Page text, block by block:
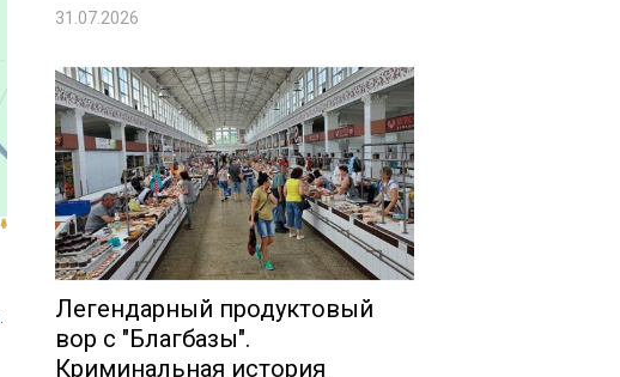
31.07.2026
Легендарный продуктовый
вор с "Благбазы".
Криминальная история